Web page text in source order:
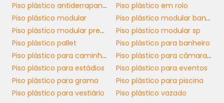
A instalação dopiso de plástico que imita
madeiraé surpreendentemente simples. Ao
contrário do piso de madeira tradicional, que
requer ferramentas e conhecimentos
específicos, o piso de plástico pode ser
instalado rapidamente, isso economiza
tempo e mão de obra. Além disso, sua leveza
facilita o manuseio, tornando o processo
Piso plástico antiderrapante
Piso plástico em rolo
Piso plástico modular
Piso plástico modular banheiro
Piso plástico modular preço
Piso plástico modular sp
Piso plástico pallet
Piso plástico para banheiro
Piso plástico para caminhão
Piso plástico para câmara fria
Piso plástico para estádios
Piso plástico para eventos
Piso plástico para grama
Piso plástico para piscina
Piso plástico para vestiário
Piso plástico vazado